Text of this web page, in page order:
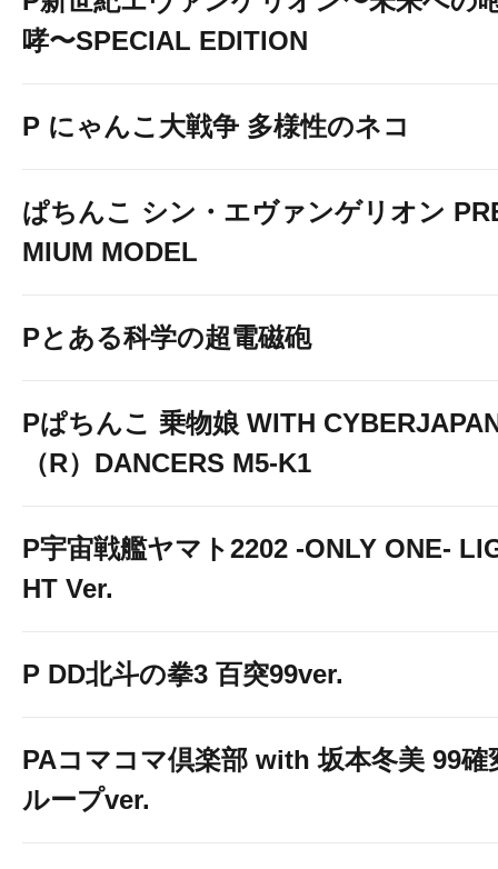
哮〜SPECIAL EDITION
P にゃんこ大戦争 多様性のネコ
ぱちんこ シン・エヴァンゲリオン
MIUM MODEL
Pとある科学の超電磁砲
Pぱちんこ 乗物娘 WITH
（R）DANCERS M5-K1
P宇宙戦艦ヤマト2202 -ONLY ONE-
HT Ver.
P DD北斗の拳3 百突99ver.
PAコマコマ倶楽部 with 坂本冬美 99確
ループver.